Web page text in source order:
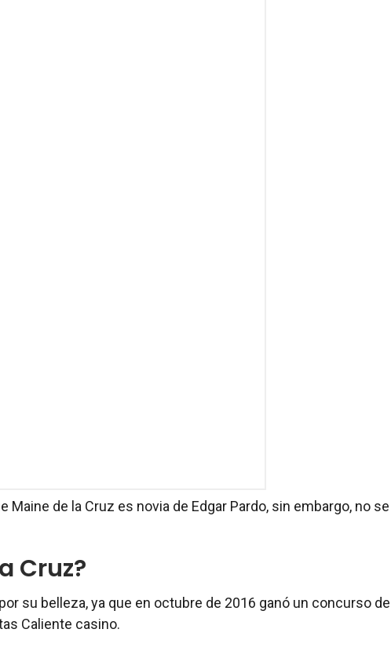
de la Cruz es novia de Edgar Pardo, sin embargo, no se
Cruz?
su belleza, ya que en octubre de 2016 ganó un concurso de
Caliente casino.